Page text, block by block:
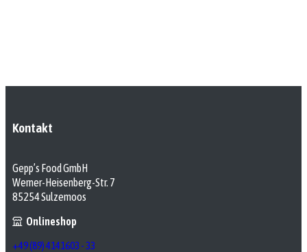
Kontakt
Gepp’s Food GmbH
Werner-Heisenberg-Str. 7
85254 Sulzemoos
Onlineshop
+49 (89) 4141603 - 33